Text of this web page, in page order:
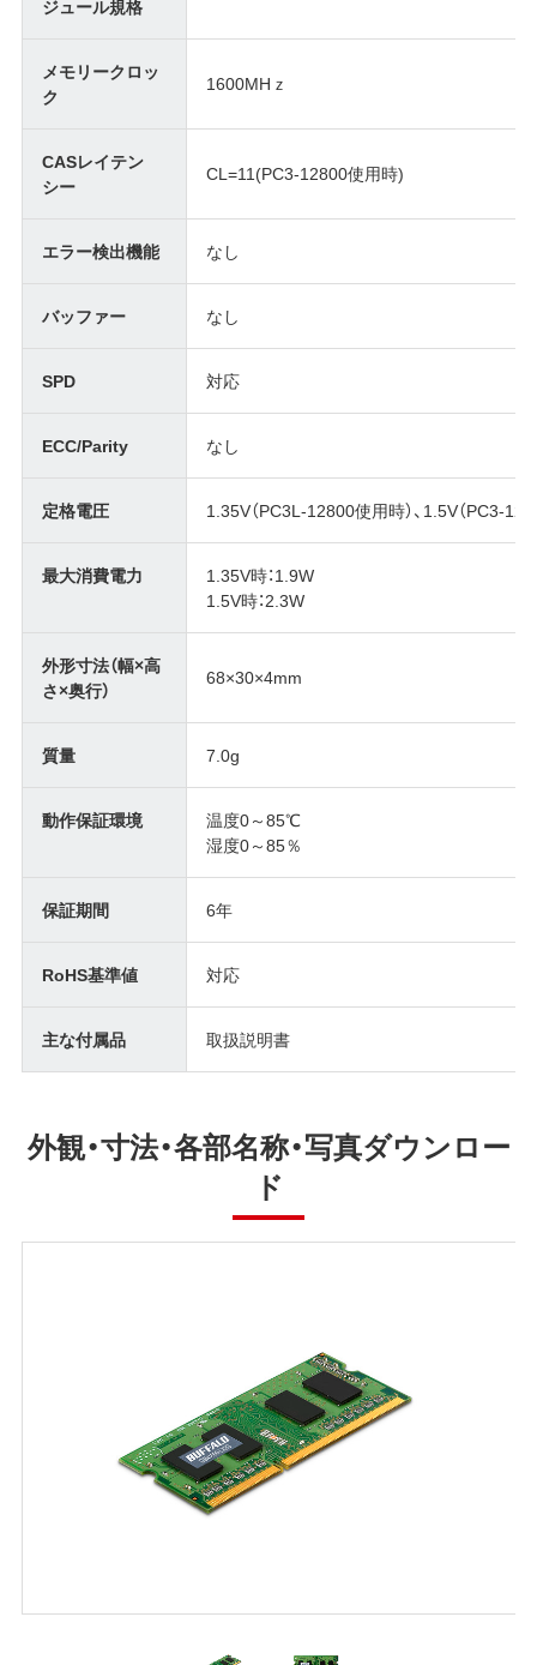
ジュール規格
メモリークロッ
ク
1600MHｚ
CASレイテン
シー
CL=11(PC3-12800使用時)
エラー検出機能 なし
バッファー なし
SPD 対応
ECC/Parity なし
定格電圧 1.35V（PC3L-12800使用時）、1.5V（PC3-
最大消費電力
1.35V時：1.9W
1.5V時：2.3W
外形寸法（幅×高
さ×奥行）
68×30×4mm
質量 7.0g
動作保証環境
温度0～85℃
湿度0～85％
保証期間 6年
RoHS基準値 対応
主な付属品 取扱説明書
外観・寸法・各部名称・写真ダウンロー
ド